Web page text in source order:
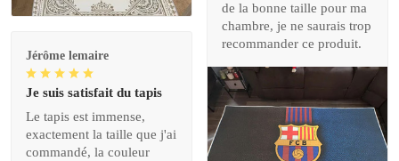
de la bonne taille pour ma
chambre, je ne saurais trop
recommander ce produit.
Jérôme lemaire
Je suis satisfait du tapis
Le tapis est immense,
exactement la taille que j'ai
commandé, la couleur